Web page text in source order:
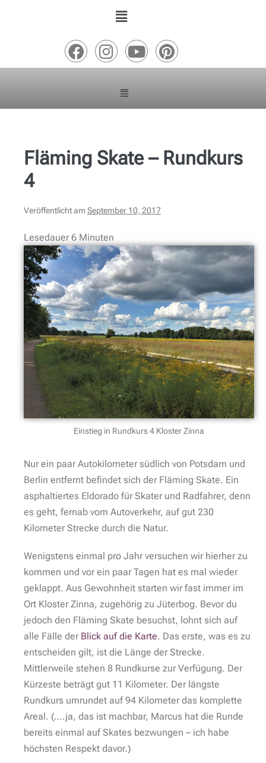
Fläming Skate – Rundkurs
4
Veröffentlicht am September 10, 2017
Lesedauer 6 Minuten
Einstieg in Rundkurs 4 Kloster Zinna
Nur ein paar Autokilometer südlich von Potsdam und
Berlin entfernt befindet sich der Fläming Skate. Ein
asphaltiertes Eldorado für Skater und Radfahrer, denn
es geht, fernab vom Autoverkehr, auf gut 230
Kilometer Strecke durch die Natur.
Wenigstens einmal pro Jahr versuchen wir hierher zu
kommen und vor ein paar Tagen hat es mal wieder
geklappt. Aus Gewohnheit starten wir fast immer im
Ort Kloster Zinna, zugehörig zu Jüterbog. Bevor du
jedoch den Fläming Skate besuchst, lohnt sich auf
alle Fälle der Blick auf die Karte. Das erste, was es zu
entscheiden gilt, ist die Länge der Strecke.
Mittlerweile stehen 8 Rundkurse zur Verfügung. Der
Kürzeste beträgt gut 11 Kilometer. Der längste
Rundkurs umrundet auf 94 Kilometer das komplette
Areal. (….ja, das ist machbar, Marcus hat die Runde
bereits einmal auf Skates bezwungen – ich habe
höchsten Respekt davor.)